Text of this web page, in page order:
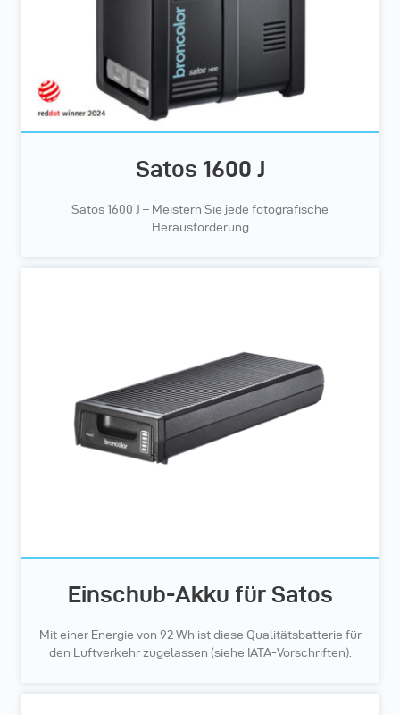
Satos 1600 J
Satos 1600 J – Meistern Sie jede fotografische
Herausforderung
Einschub-Akku für Satos
Mit einer Energie von 92 Wh ist diese Qualitätsbatterie für
den Luftverkehr zugelassen (siehe IATA-Vorschriften).